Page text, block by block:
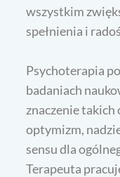
wszystkim
spełnienia i
Psychoterapia
badaniach
znaczenie takich
optymizm,
sensu dla
Terapeuta